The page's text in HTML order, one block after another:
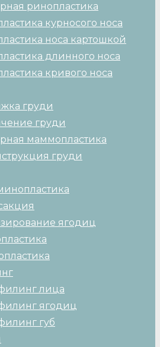
ринопластика
курносого носа
носа картошкой
длинного носа
кривого носа
груди
груди
маммопластика
груди
ягодиц
лица
ягодиц
губ